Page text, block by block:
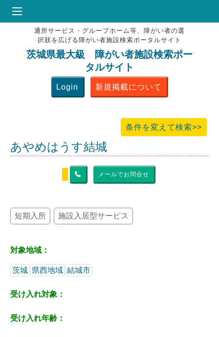
HOME
♥お気にりブックマーク
掲載会員MENU
よくある質問
通所サービス・グループホーム等、障がい者の選
択肢を広げる障がい者施設検索ポータルサイト
茨城県最大級 障がい者施設検索ポー
タルサイト
Login 新規掲載について
条件を変えて検索>>
あやめはうす結城
メールでお問合せ
短期入所 施設入居型サービス
対象地域：
茨城 県西地域 結城市
受け入れ対象：
受け入れ年齢：